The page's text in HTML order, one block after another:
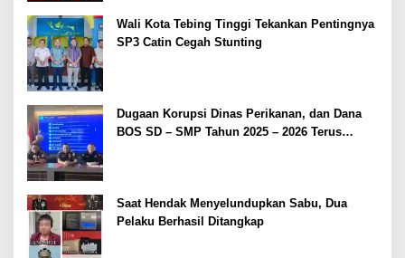
Wali Kota Tebing Tinggi Tekankan Pentingnya
SP3 Catin Cegah Stunting
Dugaan Korupsi Dinas Perikanan, dan Dana
BOS SD – SMP Tahun 2025 – 2026 Terus
Saat Hendak Menyelundupkan Sabu, Dua
Pelaku Berhasil Ditangkap